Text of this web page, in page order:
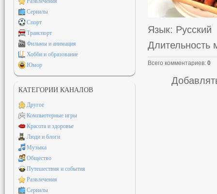
Язык: Русский
Длительность
Всего комментариев: 0
Сериалы
Спорт
Транспорт
Фильмы и анимация
Хобби и образование
Юмор
КАТЕГОРИИ КАНАЛОВ
Другое
Компьютерные игры
Красота и здоровье
Люди и блоги
Музыка
Общество
Путешествия и события
Развлечения
Сериалы